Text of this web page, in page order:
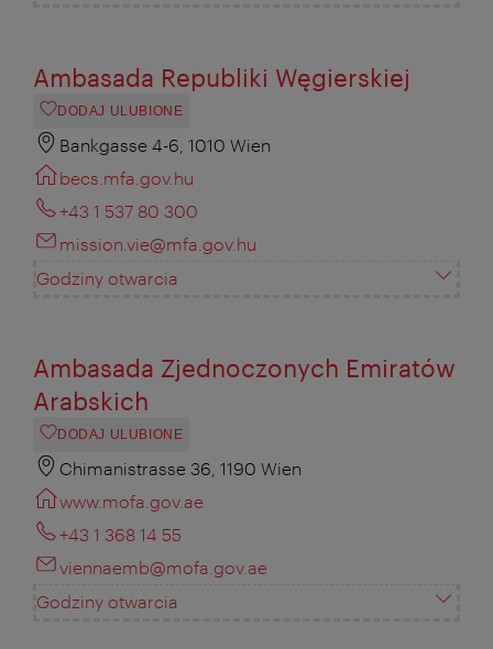
Ambasada Republiki Węgierskiej
DODAJ ULUBIONE
Bankgasse 4-6, 1010 Wien
becs.mfa.gov.hu
+43 1 537 80 300
mission.vie@mfa.gov.hu
Godziny otwarcia
Ambasada Zjednoczonych Emiratów
Arabskich
DODAJ ULUBIONE
Chimanistrasse 36, 1190 Wien
www.mofa.gov.ae
+43 1 368 14 55
viennaemb@mofa.gov.ae
Godziny otwarcia